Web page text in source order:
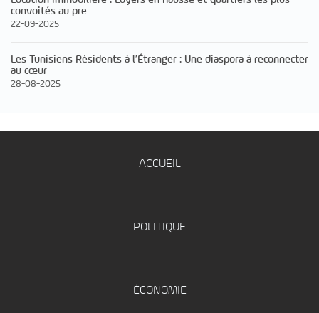
convoités au pre
22-09-2025
Les Tunisiens Résidents à l’Étranger : Une diaspora à reconnecter
au cœur
28-08-2025
ACCUEIL
POLITIQUE
ÉCONOMIE